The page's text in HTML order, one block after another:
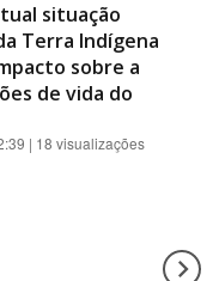
situação
Terra Indígena
sobre a
de vida do
| 18 visualizações